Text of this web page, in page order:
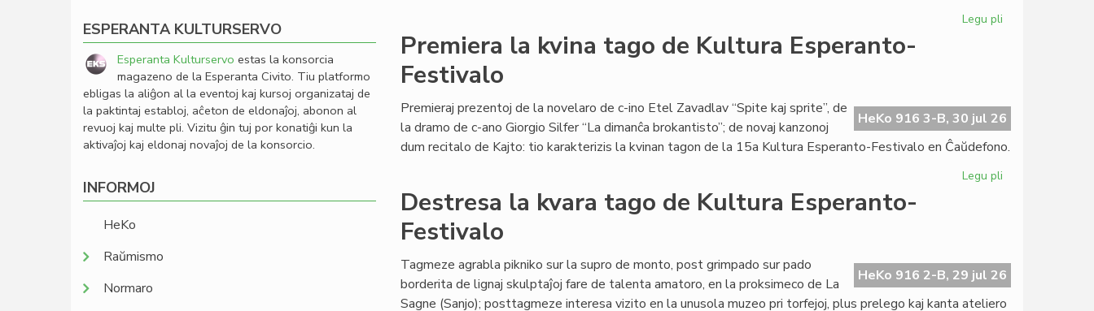
Legu pli
Festivalo
Premiera la kvina tago de Kultura Esperanto-
Festivalo
HeKo 916 3-B, 30 jul 26
Premieraj prezentoj de la novelaro de c-ino Etel Zavadlav “Spite kaj sprite”, de
la dramo de c-ano Giorgio Silfer “La dimanĉa brokantisto”; de novaj kanzonoj
dum recitalo de Kajto: tio karakterizis la kvinan tagon de la 15a Kultura Esperanto-Festivalo en Ĉaŭdefono.
Legu pli
de
Kultura
Destresa la kvara tago de Kultura Esperanto-
Festivalo
HeKo 916 2-B, 29 jul 26
Tagmeze agrabla pikniko sur la supro de monto, post grimpado sur pado
borderita de lignaj skulptaĵoj fare de talenta amatoro, en la proksimeco de La
Sagne (Sanjo); posttagmeze interesa vizito en la unusola muzeo pri torfejoj, plus prelego kaj kanta ateliero
ESPERANTA KULTURSERVO
Esperanta Kulturservo estas la konsorcia
magazeno de la Esperanta Civito. Tiu platformo
ebligas la aliĝon al la eventoj kaj kursoj organizataj de
la paktintaj establoj, aĉeton de eldonaĵoj, abonon al
revuoj kaj multe pli. Vizitu ĝin tuj por konatiĝi kun la
aktivaĵoj kaj eldonaj novaĵoj de la konsorcio.
INFORMOJ
HeKo
Raŭmismo
Normaro